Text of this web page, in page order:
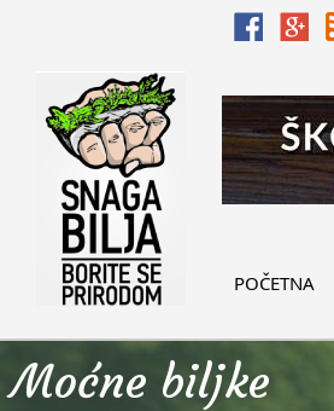
POČETNA
Moćne biljke